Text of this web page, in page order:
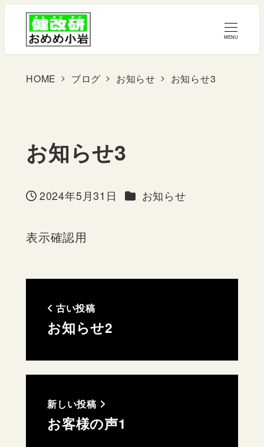
ン
MENU
HOME ブログ お知らせ お知らせ3
お知らせ3
投稿日
2024年5月31日 カテゴリー
お知らせ
表示確認用
古い投稿
お知らせ2
新しい投稿
お客様の声1